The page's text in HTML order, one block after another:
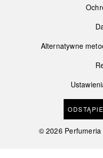
Alternatywne
©2026